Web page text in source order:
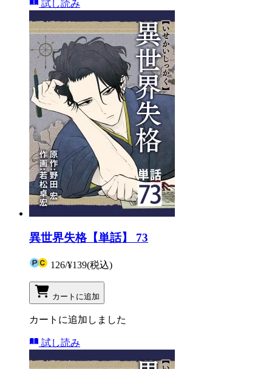
試し読み
異世界失格【単話】 73
126/¥139(税込)
カートに追加
カートに追加しました
試し読み